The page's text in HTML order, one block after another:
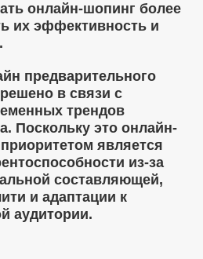
онлайн-шопинг более
их эффективность и
предварительного
в связи с
трендов
Поскольку это онлайн-
является
из-за
составляющей,
и адаптации к
аудитории.